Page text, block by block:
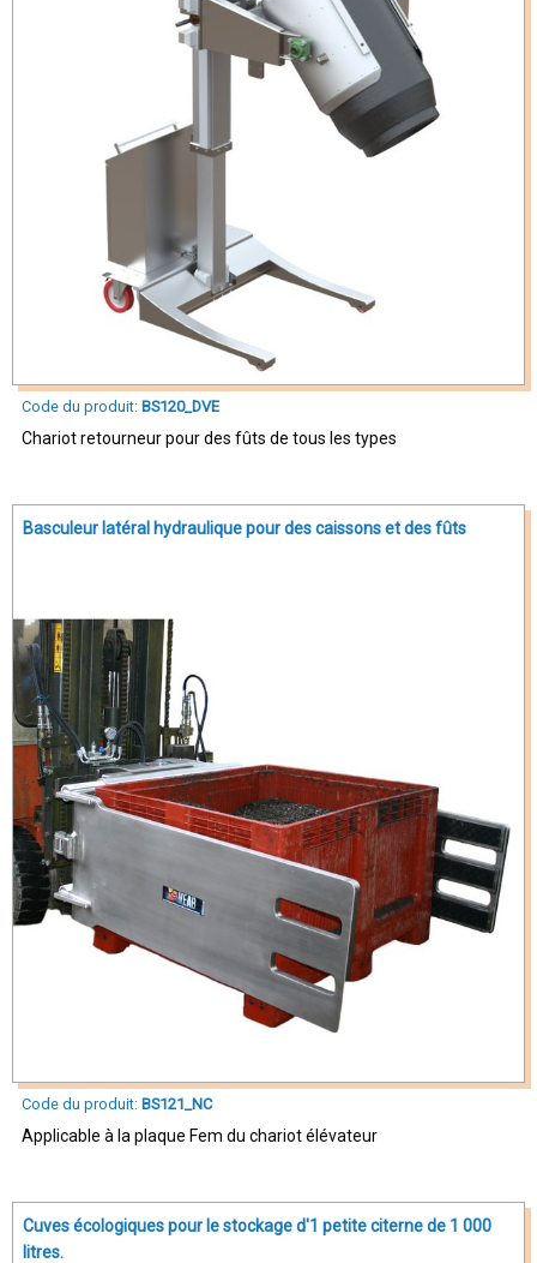
Code du produit: BS120_DVE
Chariot retourneur pour des fûts de tous les types
Basculeur latéral hydraulique pour des caissons et des fûts
Code du produit: BS121_NC
Applicable à la plaque Fem du chariot élévateur
Cuves écologiques pour le stockage d'1 petite citerne de 1 000
litres.